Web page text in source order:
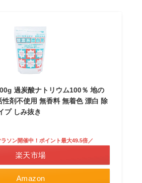
過炭酸ナトリウム100％ 地の
性剤不使用 無香料 無着色 漂白 除
プ しみ抜き
Amazon
ソン開催中！ポイント最大49.5倍／
楽天市場